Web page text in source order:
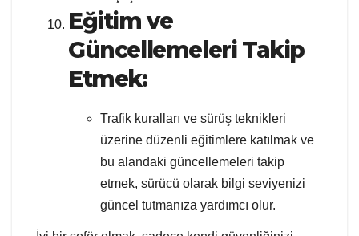
Eğitim ve
Güncellemeleri Takip
Etmek:
Trafik kuralları ve sürüş teknikleri
üzerine düzenli eğitimlere katılmak ve
bu alandaki güncellemeleri takip
etmek, sürücü olarak bilgi seviyenizi
güncel tutmanıza yardımcı olur.